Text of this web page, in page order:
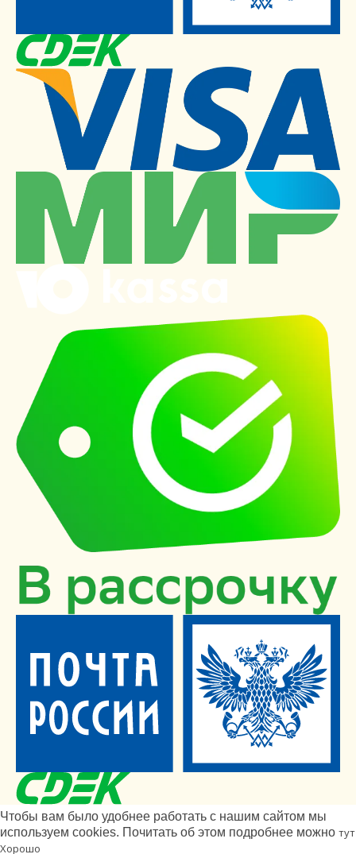
Чтобы вам было удобнее работать с нашим сайтом мы
используем cookies. Почитать об этом подробнее можно тут
Хорошо